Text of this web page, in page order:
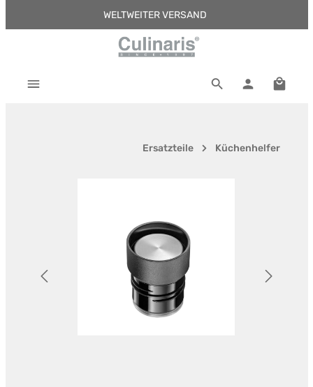
Zum Hauptinhalt springenWELTWEITER VERSAND
Ersatzteile Küchenhelfer